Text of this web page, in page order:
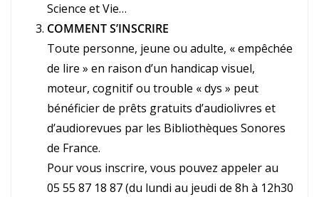
Science et Vie…
COMMENT S’INSCRIRE
Toute personne, jeune ou adulte, « empêchée
de lire » en raison d’un handicap visuel,
moteur, cognitif ou trouble « dys » peut
bénéficier de prêts gratuits d’audiolivres et
d’audiorevues par les Bibliothèques Sonores
de France.
Pour vous inscrire, vous pouvez appeler au
05 55 87 18 87 (du lundi au jeudi de 8h à 12h30